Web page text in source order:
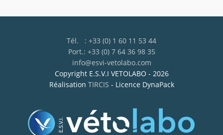
Tél. : +33 (0) 1 60 11 53 44
Port.: +33 (0) 7 64 36 98 35
info@esvi-vetolabo.com
Copyright E.S.V.I VETOLABO - 2026
Réalisation TIRCIS - Licence DynaPack